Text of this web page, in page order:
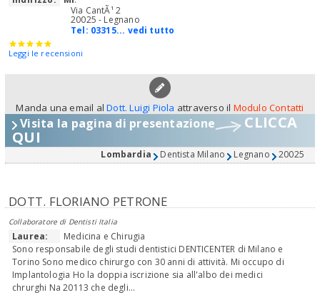
Via CantÃ¹ 2
20025 - Legnano
Tel: 03315... vedi tutto
Leggi le recensioni
Manda una email alDott. Luigi Piola attraverso il Modulo Contatti
Visita la pagina di presentazione CLICCA
QUI
Lombardia Dentista Milano Legnano 20025
DOTT. FLORIANO PETRONE
Collaboratore di Dentisti Italia
Laurea:
Medicina e Chirugia
Sono responsabile degli studi dentistici DENTICENTER di Milano e
Torino Sono medico chirurgo con 30 anni di attività. Mi occupo di
Implantologia Ho la doppia iscrizione sia all'albo dei medici
chrurghi Na 20113 che degli...